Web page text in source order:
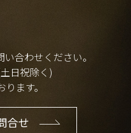
合わせください。
日祝除く)
ます。
合せ